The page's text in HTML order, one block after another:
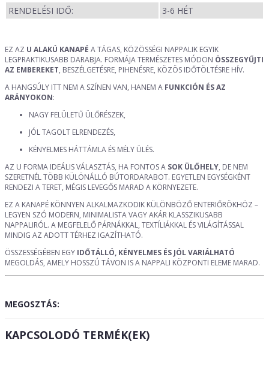
RENDELÉSI IDŐ:
3-6 HÉT
EZ AZ U ALAKÚ KANAPÉ A TÁGAS, KÖZÖSSÉGI NAPPALIK EGYIK
LEGPRAKTIKUSABB DARABJA. FORMÁJA TERMÉSZETES MÓDON ÖSSZEGYŰJTI
AZ EMBEREKET, BESZÉLGETÉSRE, PIHENÉSRE, KÖZÖS IDŐTÖLTÉSRE HÍV.
A HANGSÚLY ITT NEM A SZÍNEN VAN, HANEM A FUNKCIÓN ÉS AZ
ARÁNYOKON:
NAGY FELÜLETŰ ÜLŐRÉSZEK,
JÓL TAGOLT ELRENDEZÉS,
KÉNYELMES HÁTTÁMLA ÉS MÉLY ÜLÉS.
AZ U FORMA IDEÁLIS VÁLASZTÁS, HA FONTOS A SOK ÜLŐHELY, DE NEM
SZERETNÉL TÖBB KÜLÖNÁLLÓ BÚTORDARABOT. EGYETLEN EGYSÉGKÉNT
RENDEZI A TERET, MÉGIS LEVEGŐS MARAD A KÖRNYEZETE.
EZ A KANAPÉ KÖNNYEN ALKALMAZKODIK KÜLÖNBÖZŐ ENTERIŐRÖKHÖZ –
LEGYEN SZÓ MODERN, MINIMALISTA VAGY AKÁR KLASSZIKUSABB
NAPPALIRÓL. A MEGFELELŐ PÁRNÁKKAL, TEXTÍLIÁKKAL ÉS VILÁGÍTÁSSAL
MINDIG AZ ADOTT TÉRHEZ IGAZÍTHATÓ.
ÖSSZESSÉGÉBEN EGY IDŐTÁLLÓ, KÉNYELMES ÉS JÓL VARIÁLHATÓ
MEGOLDÁS, AMELY HOSSZÚ TÁVON IS A NAPPALI KÖZPONTI ELEME MARAD.
MEGOSZTÁS:
KAPCSOLODÓ TERMÉK(EK)